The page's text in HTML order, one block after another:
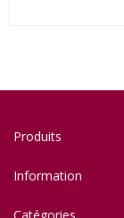
Produits
Information